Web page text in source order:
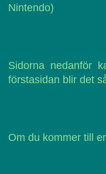
Nintendo)
Sidorna nedanför
förstasidan blir det
Om du kommer till